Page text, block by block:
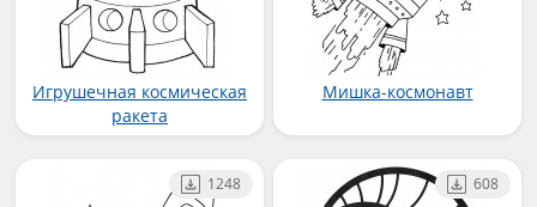
Игрушечная космическая
ракета
Мишка-космонавт
1248 608